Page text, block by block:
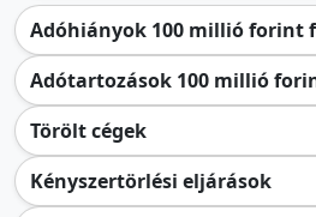
Adóhiányok 100 millió forint
Adótartozások 100 millió
Törölt cégek
Kényszertörlési eljárások